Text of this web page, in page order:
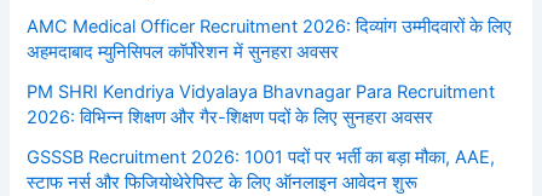
AMC Medical Officer Recruitment 2026: दिव्यांग उम्मीदवारों के लिए
अहमदाबाद म्युनिसिपल कॉर्पोरेशन में सुनहरा अवसर
PM SHRI Kendriya Vidyalaya Bhavnagar Para Recruitment
2026: विभिन्न शिक्षण और गैर-शिक्षण पदों के लिए सुनहरा अवसर
GSSSB Recruitment 2026: 1001 पदों पर भर्ती का बड़ा मौका, AAE,
स्टाफ नर्स और फिजियोथेरेपिस्ट के लिए ऑनलाइन आवेदन शुरू